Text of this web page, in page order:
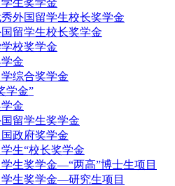
外国留学生校长奖学金
留学生校长奖学金
学校奖学金
金
综合奖学金
学金”
金
留学生奖学金
政府奖学金
生“校长奖学金
生奖学金—“两高”博士生项目
生奖学金—研究生项目